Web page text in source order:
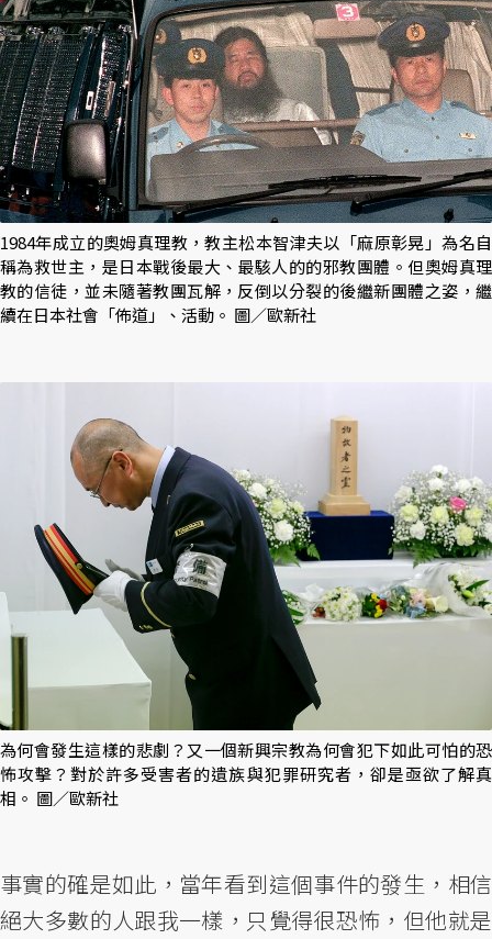
1984年成立的奧姆真理教，教主松本智津夫以「麻原彰晃」為名自
稱為救世主，是日本戰後最大、最駭人的的邪教團體。但奧姆真理
教的信徒，並未隨著教團瓦解，反倒以分裂的後繼新團體之姿，繼
續在日本社會「佈道」、活動。 圖／歐新社
為何會發生這樣的悲劇？又一個新興宗教為何會犯下如此可怕的恐
怖攻擊？對於許多受害者的遺族與犯罪研究者，卻是亟欲了解真
相。 圖／歐新社
事實的確是如此，當年看到這個事件的發生，相信
絕大多數的人跟我一樣，只覺得很恐怖，但他就是